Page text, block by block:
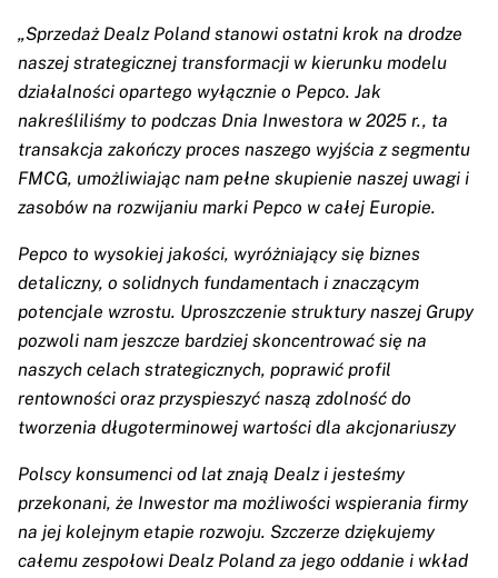
„Sprzedaż Dealz Poland stanowi ostatni krok na drodze
naszej strategicznej transformacji w kierunku modelu
działalności opartego wyłącznie o Pepco. Jak
nakreśliliśmy to podczas Dnia Inwestora w 2025 r., ta
transakcja zakończy proces naszego wyjścia z segmentu
FMCG, umożliwiając nam pełne skupienie naszej uwagi i
zasobów na rozwijaniu marki Pepco w całej Europie.
Pepco to wysokiej jakości, wyróżniający się biznes
detaliczny, o solidnych fundamentach i znaczącym
potencjale wzrostu. Uproszczenie struktury naszej Grupy
pozwoli nam jeszcze bardziej skoncentrować się na
naszych celach strategicznych, poprawić profil
rentowności oraz przyspieszyć naszą zdolność do
tworzenia długoterminowej wartości dla akcjonariuszy
Polscy konsumenci od lat znają Dealz i jesteśmy
przekonani, że Inwestor ma możliwości wspierania firmy
na jej kolejnym etapie rozwoju. Szczerze dziękujemy
całemu zespołowi Dealz Poland za jego oddanie i wkład